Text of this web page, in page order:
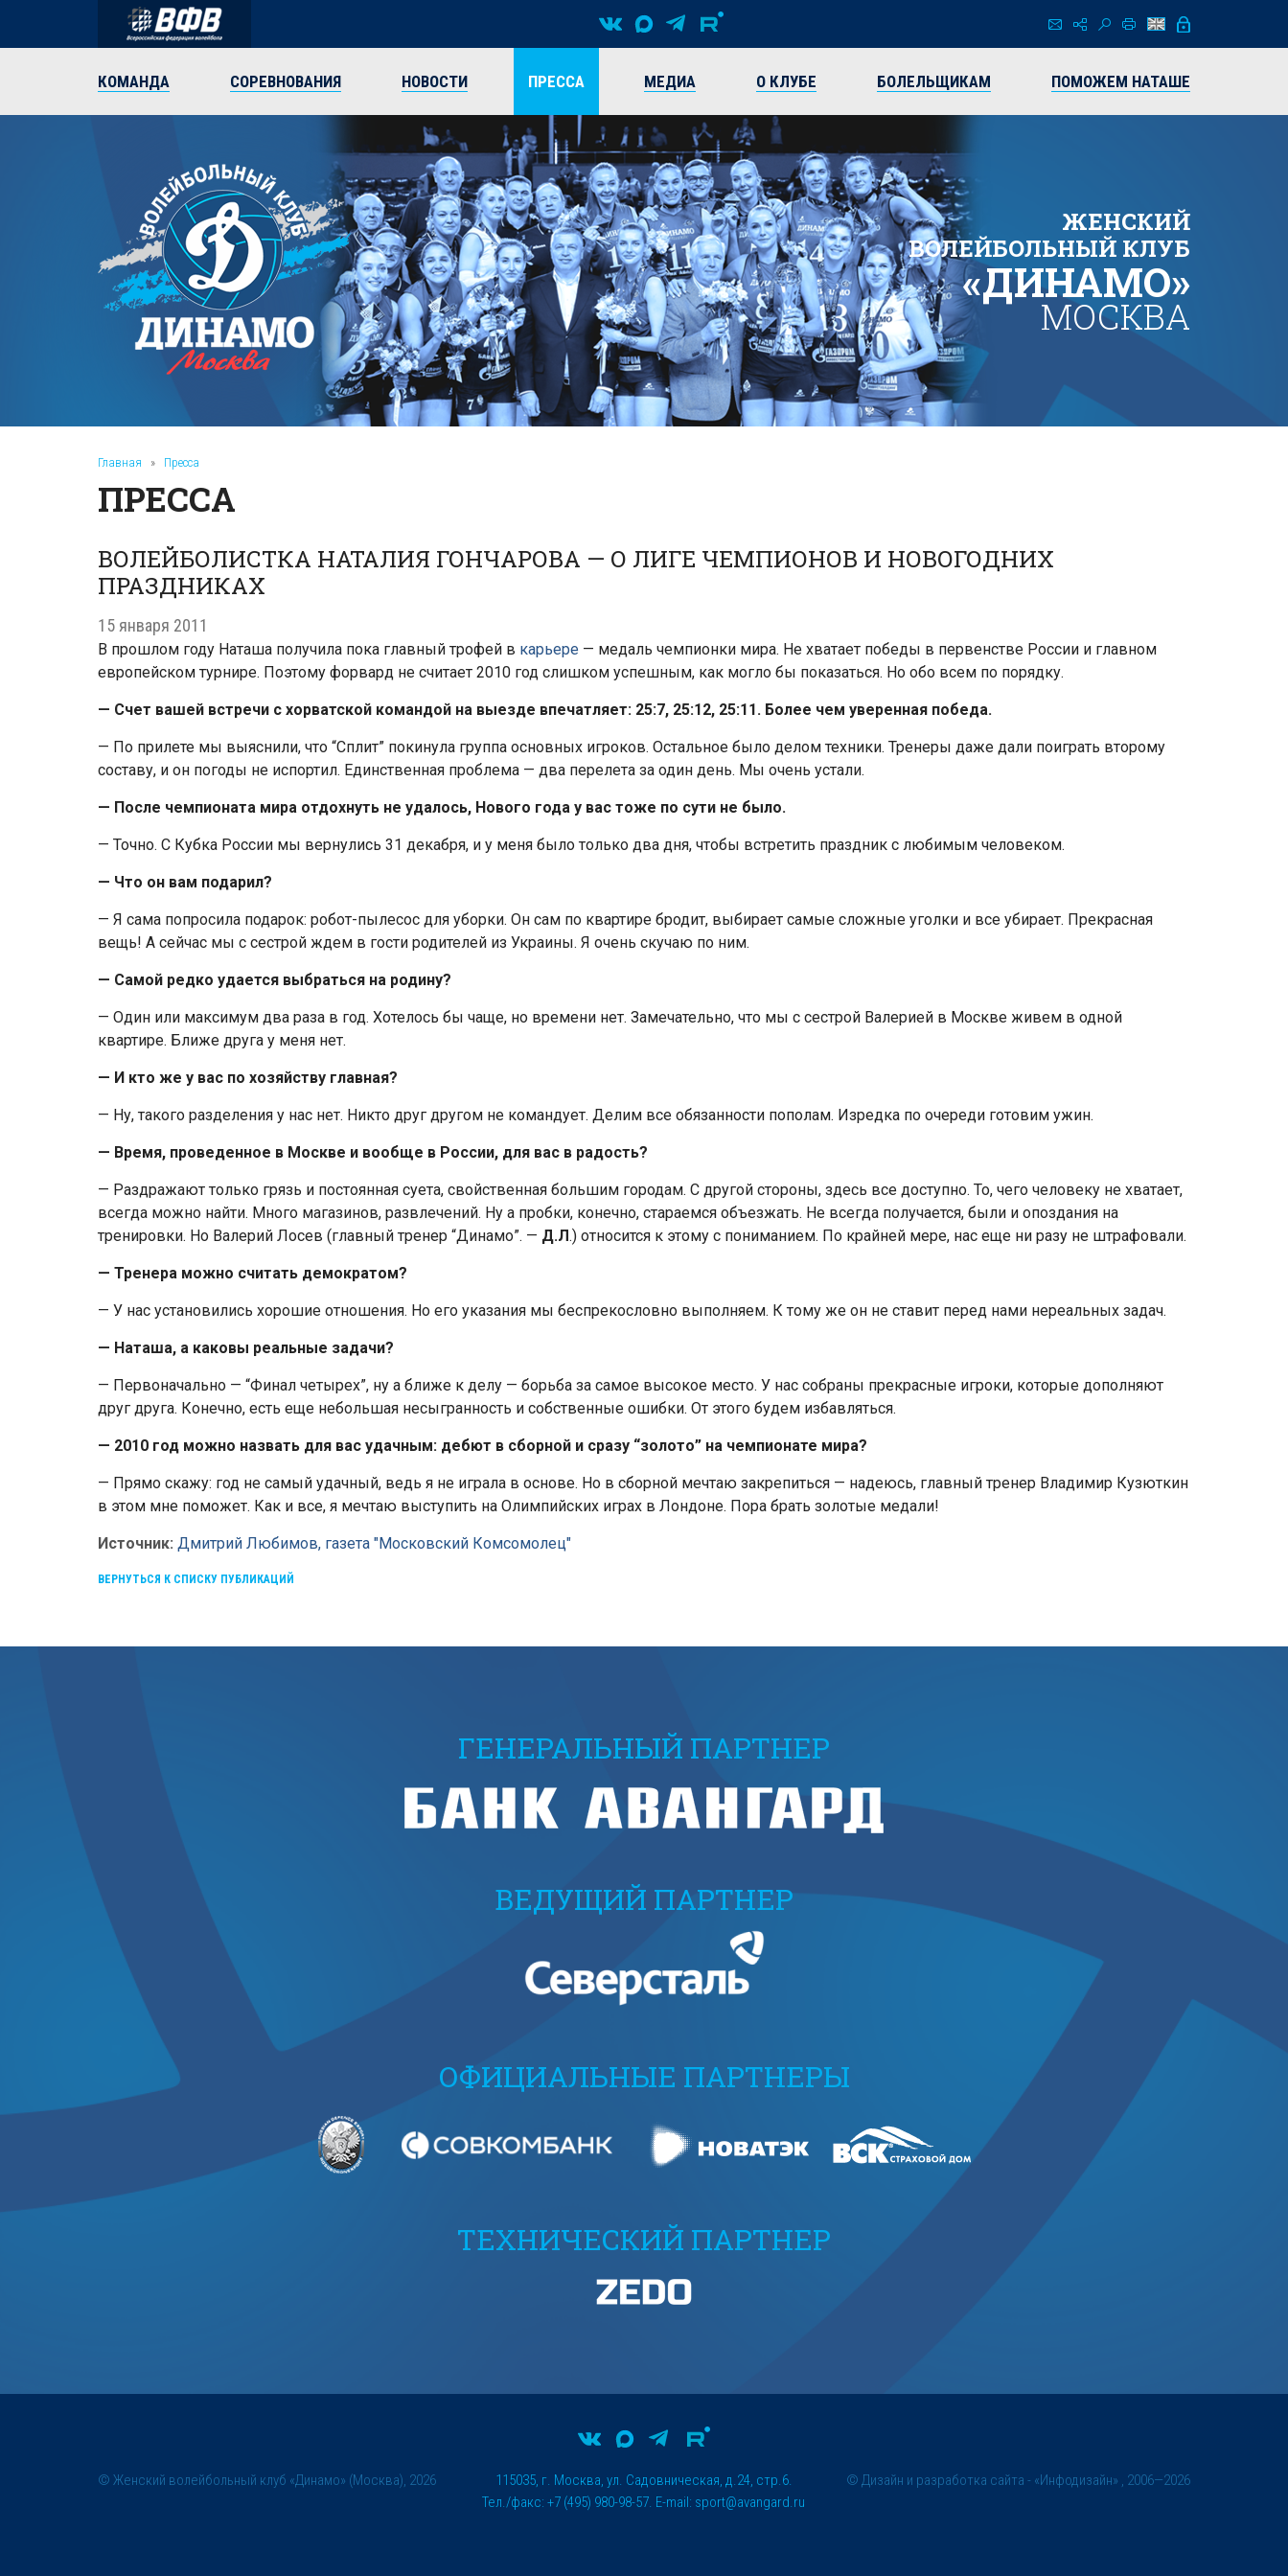
КОМАНДА СОРЕВНОВАНИЯ НОВОСТИ ПРЕССА МЕДИА О КЛУБЕ БОЛЕЛЬЩИКАМ ПОМОЖЕМ НАТАШЕ
ЖЕНСКИЙ
ВОЛЕЙБОЛЬНЫЙ КЛУБ
«ДИНАМО»
МОСКВА
Главная » Пресса
ПРЕССА
ВОЛЕЙБОЛИСТКА НАТАЛИЯ ГОНЧАРОВА — О ЛИГЕ ЧЕМПИОНОВ И НОВОГОДНИХ
ПРАЗДНИКАХ
15 января 2011
В прошлом году Наташа получила пока главный трофей в карьере — медаль чемпионки мира. Не хватает победы в первенстве России и главном
европейском турнире. Поэтому форвард не считает 2010 год слишком успешным, как могло бы показаться. Но обо всем по порядку.
— Счет вашей встречи с хорватской командой на выезде впечатляет: 25:7, 25:12, 25:11. Более чем уверенная победа.
— По прилете мы выяснили, что “Сплит” покинула группа основных игроков. Остальное было делом техники. Тренеры даже дали поиграть второму
составу, и он погоды не испортил. Единственная проблема — два перелета за один день. Мы очень устали.
— После чемпионата мира отдохнуть не удалось, Нового года у вас тоже по сути не было.
— Точно. С Кубка России мы вернулись 31 декабря, и у меня было только два дня, чтобы встретить праздник с любимым человеком.
— Что он вам подарил?
— Я сама попросила подарок: робот-пылесос для уборки. Он сам по квартире бродит, выбирает самые сложные уголки и все убирает. Прекрасная
вещь! А сейчас мы с сестрой ждем в гости родителей из Украины. Я очень скучаю по ним.
— Самой редко удается выбраться на родину?
— Один или максимум два раза в год. Хотелось бы чаще, но времени нет. Замечательно, что мы с сестрой Валерией в Москве живем в одной
квартире. Ближе друга у меня нет.
— И кто же у вас по хозяйству главная?
— Ну, такого разделения у нас нет. Никто друг другом не командует. Делим все обязанности пополам. Изредка по очереди готовим ужин.
— Время, проведенное в Москве и вообще в России, для вас в радость?
— Раздражают только грязь и постоянная суета, свойственная большим городам. С другой стороны, здесь все доступно. То, чего человеку не хватает,
всегда можно найти. Много магазинов, развлечений. Ну а пробки, конечно, стараемся объезжать. Не всегда получается, были и опоздания на
тренировки. Но Валерий Лосев (главный тренер “Динамо”. — Д.Л.) относится к этому с пониманием. По крайней мере, нас еще ни разу не штрафовали.
— Тренера можно считать демократом?
— У нас установились хорошие отношения. Но его указания мы беспрекословно выполняем. К тому же он не ставит перед нами нереальных задач.
— Наташа, а каковы реальные задачи?
— Первоначально — “Финал четырех”, ну а ближе к делу — борьба за самое высокое место. У нас собраны прекрасные игроки, которые дополняют
друг друга. Конечно, есть еще небольшая несыгранность и собственные ошибки. От этого будем избавляться.
— 2010 год можно назвать для вас удачным: дебют в сборной и сразу “золото” на чемпионате мира?
— Прямо скажу: год не самый удачный, ведь я не играла в основе. Но в сборной мечтаю закрепиться — надеюсь, главный тренер Владимир Кузюткин
в этом мне поможет. Как и все, я мечтаю выступить на Олимпийских играх в Лондоне. Пора брать золотые медали!
Источник: Дмитрий Любимов, газета "Московский Комсомолец"
ВЕРНУТЬСЯ К СПИСКУ ПУБЛИКАЦИЙ
ГЕНЕРАЛЬНЫЙ ПАРТНЕР
ВЕДУЩИЙ ПАРТНЕР
ОФИЦИАЛЬНЫЕ ПАРТНЕРЫ
ТЕХНИЧЕСКИЙ ПАРТНЕР
© Женский волейбольный клуб «Динамо» (Москва), 2026
115035, г. Москва, ул. Садовническая, д.24, стр.6.
Тел./факс: +7 (495) 980-98-57. E-mail: sport@avangard.ru
© Дизайн и разработка сайта - «Инфодизайн» , 2006—2026